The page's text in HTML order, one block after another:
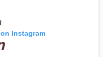
Instagram